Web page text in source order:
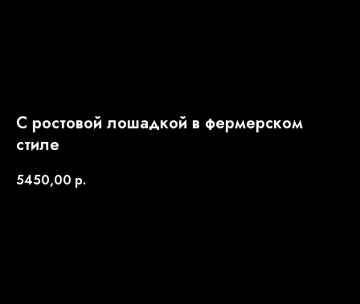
С ростовой лошадкой в фермерском
стиле
5450,00 р.